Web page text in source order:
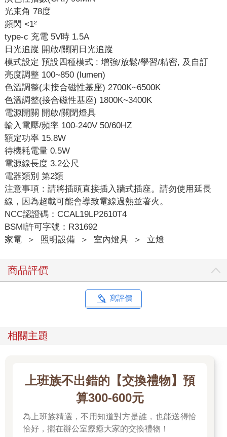
光束角 78度
頻閃 <1²
type-c 充電 5V時 1.5A
日光追蹤 開啟/關閉日光追蹤
模式設定 預設四種模式 : 增強/放鬆/學習/精密, 及自訂
亮度調整 100~850 (lumen)
色溫調整(未接合磁性基座) 2700K~6500K
色溫調整(接合磁性基座) 1800K~3400K
電源開關 開啟/關閉燈具
輸入電壓/頻率 100-240V 50/60HZ
額定功率 15.8W
待機耗電量 0.5W
電源線長度 3.2公尺
電器類別 第2類
注意事項：請將插頭直接插入牆式插座。請勿使用延長
線，因為超載可能會導致電線過熱並著火。
NCC認證碼：CCAL19LP2610T4
BSMI許可字號：R31692
家電
＞ 照明設備 ＞ 室內燈具 ＞ 立燈
商品評價
寫評價
相關主題
上班族不出錯的【交換禮物】預
算300-600元
為上班族精選，不用知道對方是誰，也能送得恰
恰好，擺在辦公室療癒大家的交換禮物！